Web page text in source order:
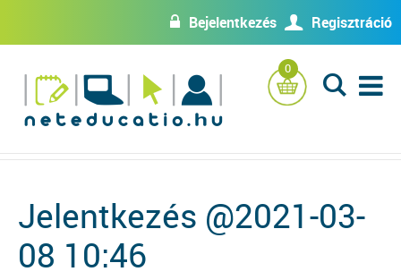
w Bejelentkezés U Regisztráció
0
L
Jelentkezés @2021-03-
08 10:46